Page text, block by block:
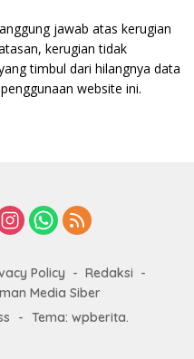
jawab atas kerugian
kerugian tidak
timbul dari hilangnya data
website ini.
Policy
Redaksi
Media Siber
- Tema: wpberita.